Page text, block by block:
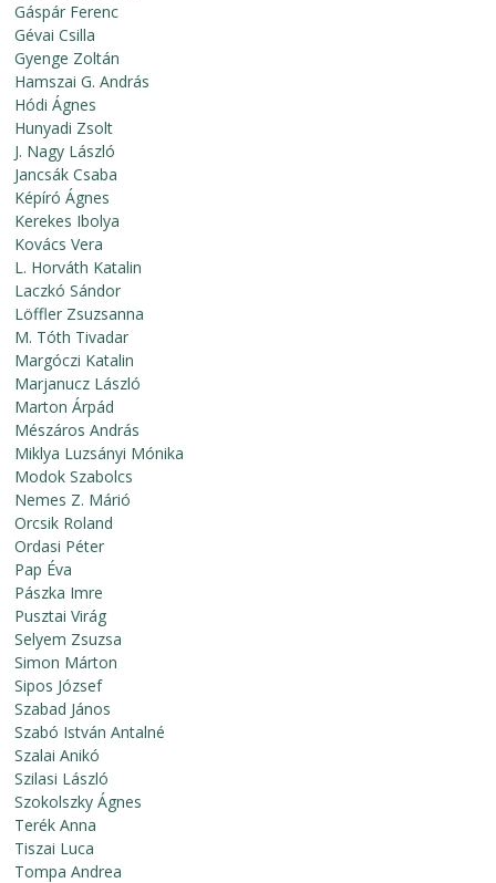
Gáspár Ferenc
Gévai Csilla
Gyenge Zoltán
Hamszai G. András
Hódi Ágnes
Hunyadi Zsolt
J. Nagy László
Jancsák Csaba
Képíró Ágnes
Kerekes Ibolya
Kovács Vera
L. Horváth Katalin
Laczkó Sándor
Löffler Zsuzsanna
M. Tóth Tivadar
Margóczi Katalin
Marjanucz László
Marton Árpád
Mészáros András
Miklya Luzsányi Mónika
Modok Szabolcs
Nemes Z. Márió
Orcsik Roland
Ordasi Péter
Pap Éva
Pászka Imre
Pusztai Virág
Selyem Zsuzsa
Simon Márton
Sipos József
Szabad János
Szabó István Antalné
Szalai Anikó
Szilasi László
Szokolszky Ágnes
Terék Anna
Tiszai Luca
Tompa Andrea